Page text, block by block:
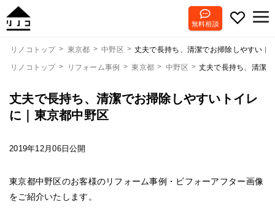
無料相談
リノコトップ 東京都 中野区 丈夫で長持ち、清潔でお掃除しやすいト
リノコトップ リフォーム事例 東京都 中野区 丈夫で長持ち、清潔
丈夫で長持ち、清潔でお掃除しやすいトイレ
に｜東京都中野区
2019年12月06日公開
東京都中野区のお客様のリフォーム事例・ビフォーアフター画像
をご紹介いたします。